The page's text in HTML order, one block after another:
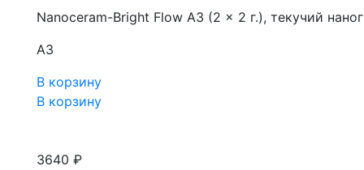
Nanoceram-Bright Flow A3 (2 x 2 г.), текучий
A3
В корзину
В корзину
3640 ₽